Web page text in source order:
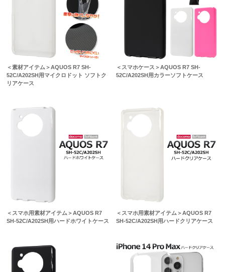
＜素材アイテム＞AQUOS R7 SH-
52C/A202SH用マイクロドット ソフトク
リアケース
＜スマホケース＞AQUOS R7 SH-
52C/A202SH用カラーソフトケース
＜スマホ用素材アイテム＞AQUOS R7
SH-52C/A202SH用ハードホワイトケース
＜スマホ用素材アイテム＞AQUOS R7
SH-52C/A202SH用ハードクリアケース